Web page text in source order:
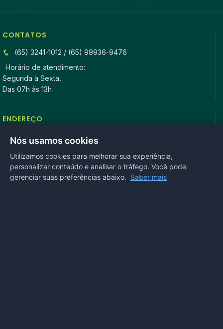
CONTATOS
(65) 3241-1012 / (65) 99936-9476
Horário de atendimento:
Segunda à Sexta,
Das 07h às 13h
ENDEREÇO
Rua Antonio Tavares, n° 3310, Centro CEP: 78.280-000 -
Mirassol D’Oeste, MT
REDES SOCIAIS
Nós usamos cookies
Utilizamos cookies para melhorar sua experiência,
personalizar conteúdo e analisar o tráfego. Você pode
gerenciar suas preferências abaixo. Saber mais